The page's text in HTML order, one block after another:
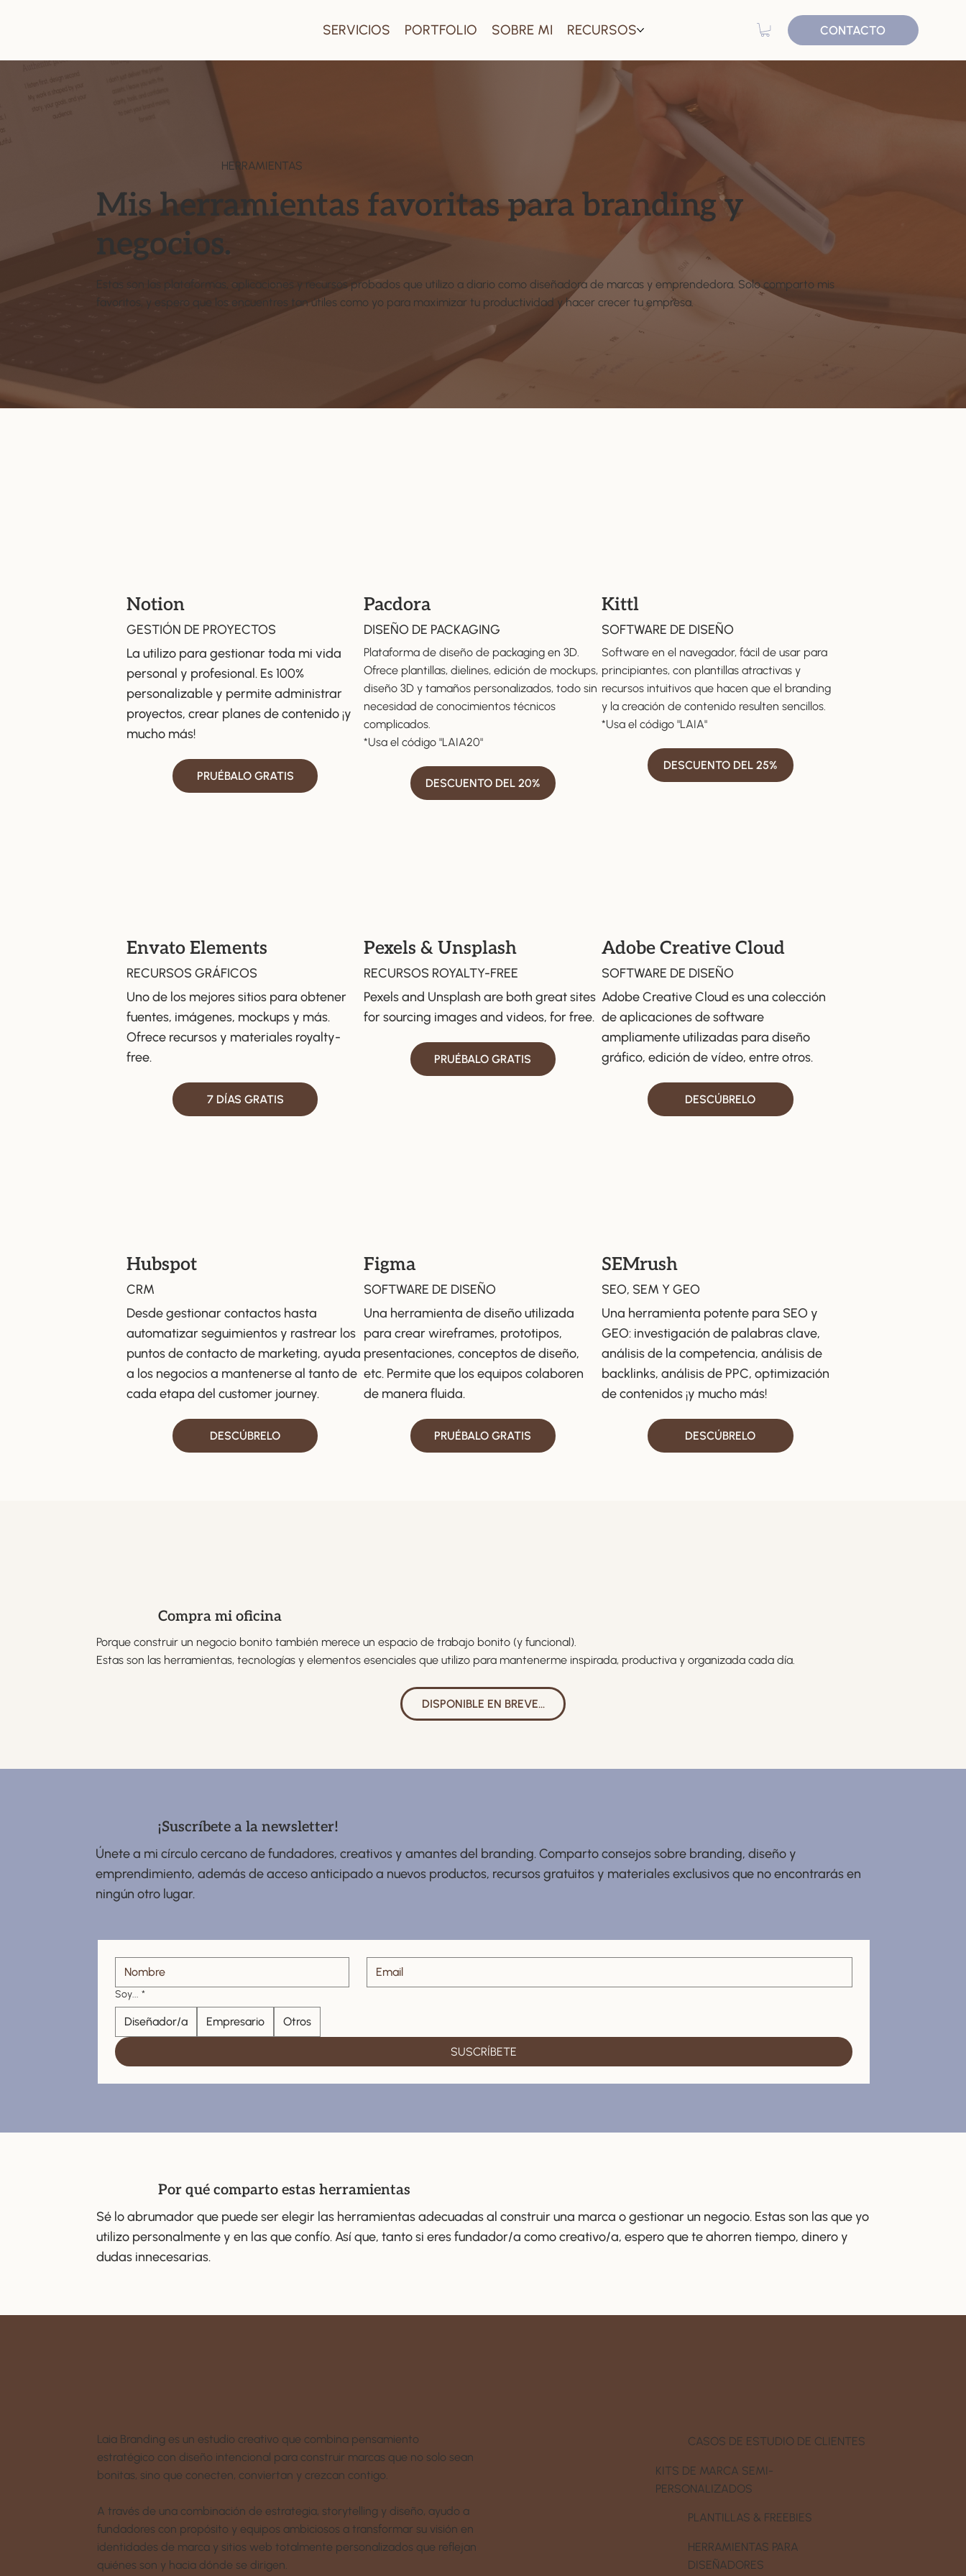
SERVICIOS PORTFOLIO SOBRE MI RECURSOS CONTACTO
HERRAMIENTAS
Mis herramientas favoritas para branding y
negocios.
Estas son las plataformas, aplicaciones y recursos probados que utilizo a diario como diseñadora de marcas y emprendedora. Solo comparto mis
favoritos, y espero que los encuentres tan útiles como yo para maximizar tu productividad y hacer crecer tu empresa.
Notion
GESTIÓN DE PROYECTOS
La utilizo para gestionar toda mi vida
personal y profesional. Es 100%
personalizable y permite administrar
proyectos, crear planes de contenido ¡y
mucho más!
PRUÉBALO GRATIS
Pacdora
DISEÑO DE PACKAGING
Plataforma de diseño de packaging en 3D.
Ofrece plantillas, dielines, edición de mockups,
diseño 3D y tamaños personalizados, todo sin
necesidad de conocimientos técnicos
complicados.
*Usa el código "LAIA20"
DESCUENTO DEL 20%
Kittl
SOFTWARE DE DISEÑO
Software en el navegador, fácil de usar para
principiantes, con plantillas atractivas y
recursos intuitivos que hacen que el branding
y la creación de contenido resulten sencillos.
*Usa el código "LAIA"
DESCUENTO DEL 25%
Envato Elements
RECURSOS GRÁFICOS
Uno de los mejores sitios para obtener
fuentes, imágenes, mockups y más.
Ofrece recursos y materiales royalty-
free.
7 DÍAS GRATIS
Pexels & Unsplash
RECURSOS ROYALTY-FREE
Pexels and Unsplash are both great sites
for sourcing images and videos, for free.
PRUÉBALO GRATIS
Adobe Creative Cloud
SOFTWARE DE DISEÑO
Adobe Creative Cloud es una colección
de aplicaciones de software
ampliamente utilizadas para diseño
gráfico, edición de vídeo, entre otros.
DESCÚBRELO
Hubspot
CRM
Desde gestionar contactos hasta
automatizar seguimientos y rastrear los
puntos de contacto de marketing, ayuda
a los negocios a mantenerse al tanto de
cada etapa del customer journey.
DESCÚBRELO
Figma
SOFTWARE DE DISEÑO
Una herramienta de diseño utilizada
para crear wireframes, prototipos,
presentaciones, conceptos de diseño,
etc. Permite que los equipos colaboren
de manera fluida.
PRUÉBALO GRATIS
SEMrush
SEO, SEM Y GEO
Una herramienta potente para SEO y
GEO: investigación de palabras clave,
análisis de la competencia, análisis de
backlinks, análisis de PPC, optimización
de contenidos ¡y mucho más!
DESCÚBRELO
Compra mi oficina
Porque construir un negocio bonito también merece un espacio de trabajo bonito (y funcional).
Estas son las herramientas, tecnologías y elementos esenciales que utilizo para mantenerme inspirada, productiva y organizada cada día.
DISPONIBLE EN BREVE...
¡Suscríbete a la newsletter!
Únete a mi círculo cercano de fundadores, creativos y amantes del branding. Comparto consejos sobre branding, diseño y
emprendimiento, además de acceso anticipado a nuevos productos, recursos gratuitos y materiales exclusivos que no encontrarás en
ningún otro lugar.
Soy... *
Diseñador/a Empresario Otros
SUSCRÍBETE
Por qué comparto estas herramientas
Sé lo abrumador que puede ser elegir las herramientas adecuadas al construir una marca o gestionar un negocio. Estas son las que yo
utilizo personalmente y en las que confío. Así que, tanto si eres fundador/a como creativo/a, espero que te ahorren tiempo, dinero y
dudas innecesarias.
Laia Branding es un estudio creativo que combina pensamiento
estratégico con diseño intencional para construir marcas que no solo sean
bonitas, sino que conecten, conviertan y crezcan contigo.
A través de una combinación de estrategia, storytelling y diseño, ayudo a
fundadores con propósito y equipos ambiciosos a transformar su visión en
identidades de marca y sitios web totalmente personalizados que reflejan
quiénes son y hacia dónde se dirigen.
CASOS DE ESTUDIO DE CLIENTES
KITS DE MARCA SEMI-
PERSONALIZADOS
PLANTILLAS & FREEBIES
HERRAMIENTAS PARA
DISEÑADORES